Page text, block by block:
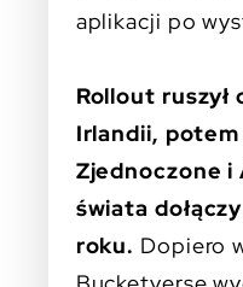
aplikacji po
Rollout ruszył
Irlandii,
Zjednoczone i
świata
roku. Dopiero